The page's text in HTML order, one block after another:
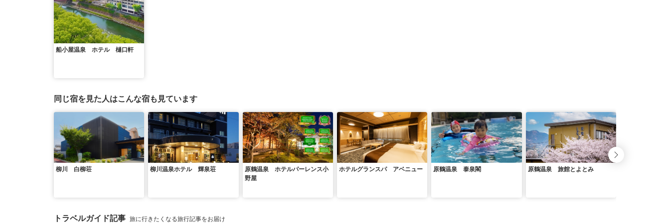
船小屋温泉 ホテル 樋口軒
同じ宿を見た人はこんな宿も見ています
柳川 白柳荘 柳川温泉ホテル 輝泉荘
原鶴温泉 ホテルパーレンス小
野屋
ホテルグランスパ アベニュー 原鶴温泉 泰泉閣 原鶴温泉 旅館とよとみ
トラベルガイド記事 旅に行きたくなる旅行記事をお届け